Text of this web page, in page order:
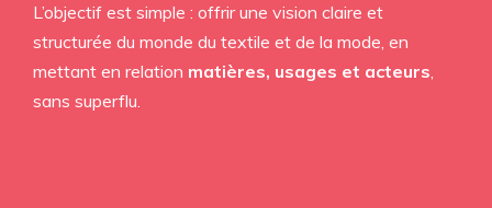
L’objectif est simple : offrir une vision claire et
structurée du monde du textile et de la mode, en
mettant en relation matières, usages et acteurs,
sans superflu.